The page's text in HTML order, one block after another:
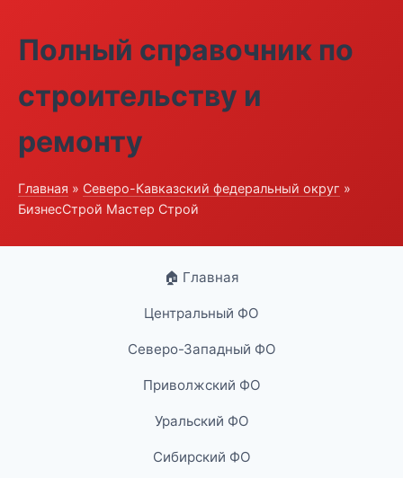
Полный справочник по
строительству и
ремонту
Главная » Северо-Кавказский федеральный округ »
БизнесСтрой Мастер Строй
🏠 Главная
Центральный ФО
Северо-Западный ФО
Приволжский ФО
Уральский ФО
Сибирский ФО